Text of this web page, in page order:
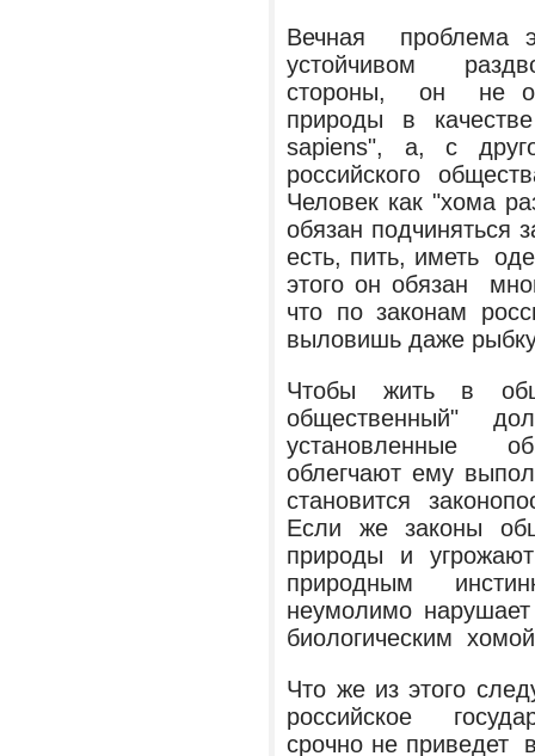
Вечная проблема
устойчивом
стороны, он не
природы в
sapiens", а, с
российского
Человек как "хома
обязан
есть, пить, иметь
этого он обязан
что по законам
выловишь даже
Чтобы жить в
общественный"
установленные
облегчают ему
становится
Если же законы
природы и
природным
неумолимо нарушает
биологическим
Что же из этого
российское
срочно не приведет